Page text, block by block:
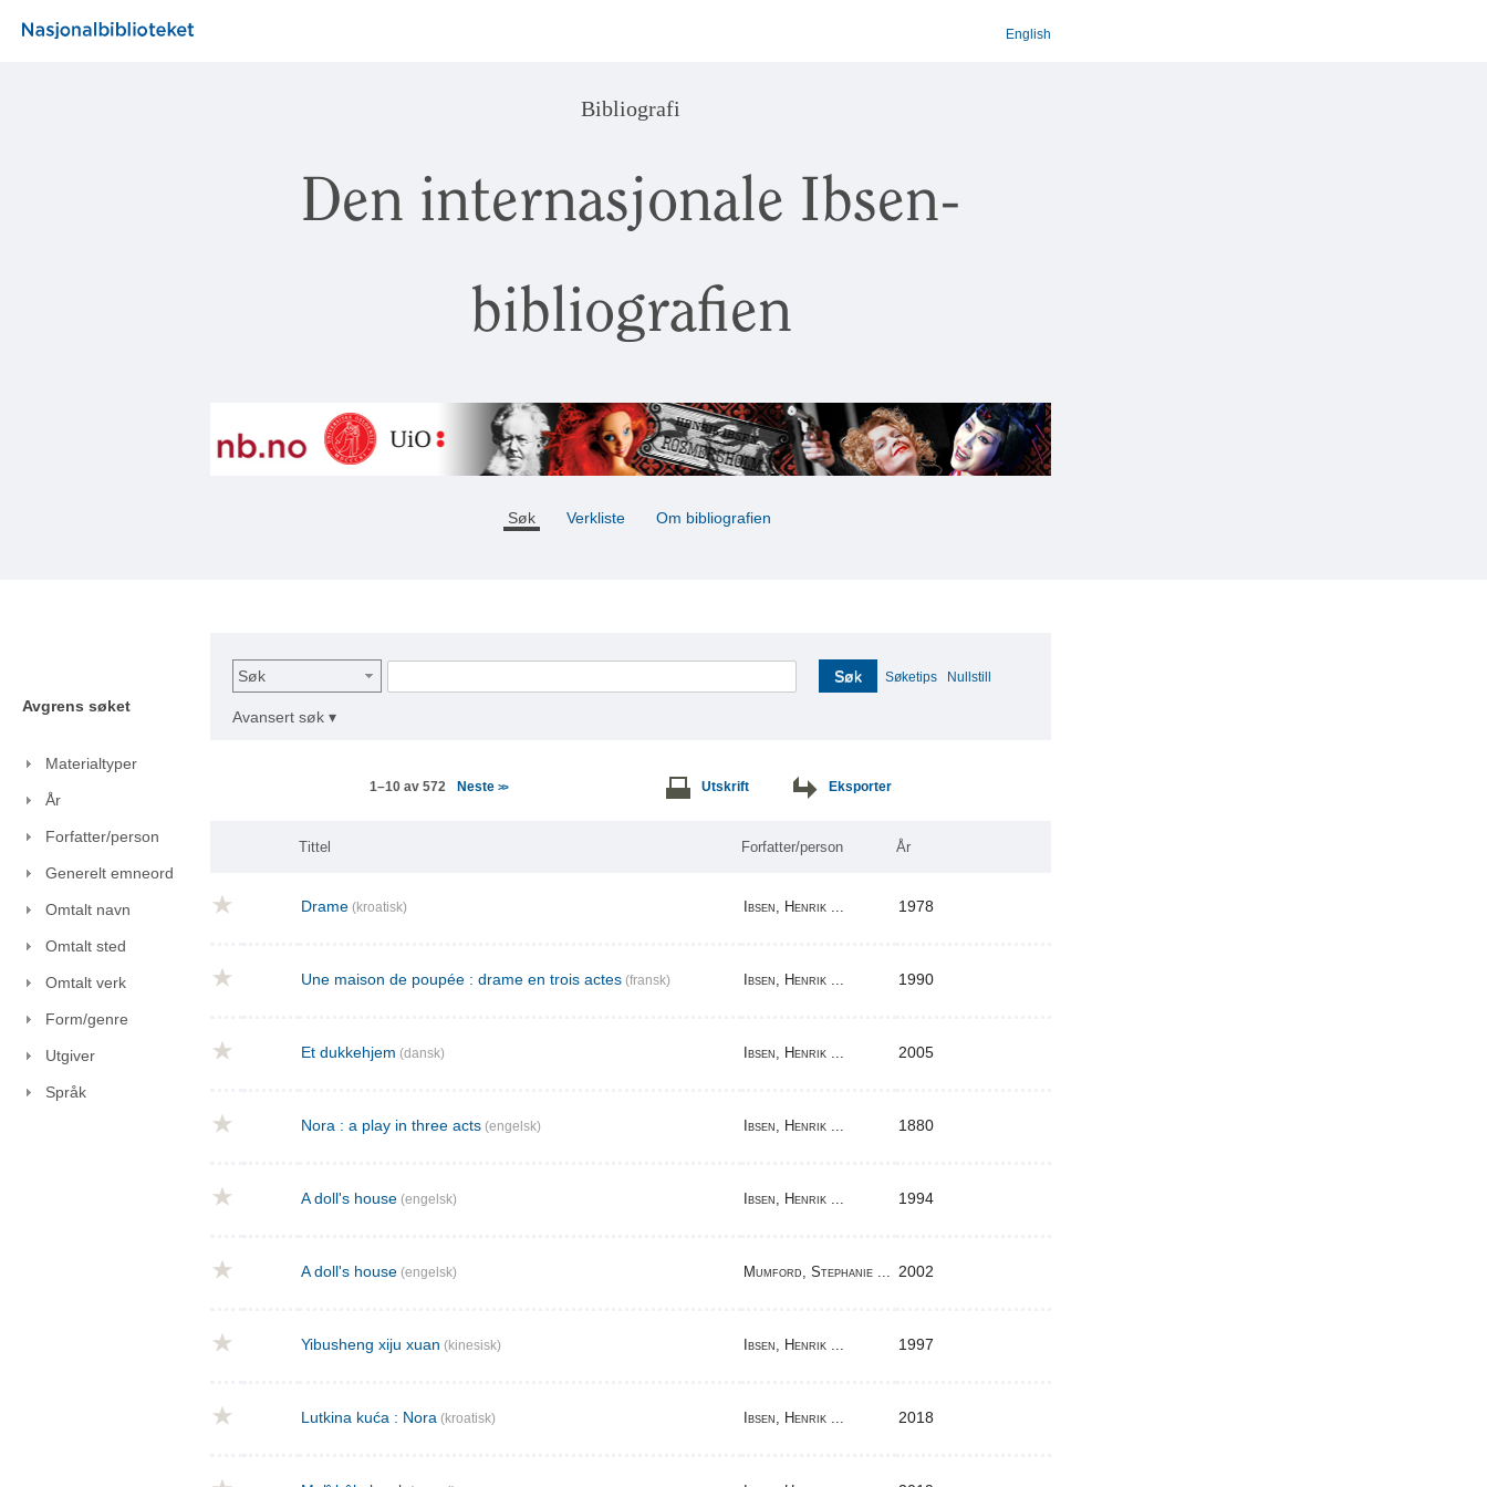
English
Bibliografi
Den internasjonale Ibsen-
bibliografien
Søk Verkliste Om bibliografien
Avgrens søket
Materialtyper
År
Forfatter/person
Generelt emneord
Omtalt navn
Omtalt sted
Omtalt verk
Form/genre
Utgiver
Språk
Søk Søk Søketips Nullstill
Avansert søk ▾
1–10 av 572 Neste >> Utskrift Eksporter
Tittel Forfatter/person År
Drame (kroatisk) Ibsen, Henrik ... 1978
Une maison de poupée : drame en trois actes (fransk) Ibsen, Henrik ... 1990
Et dukkehjem (dansk) Ibsen, Henrik ... 2005
Nora : a play in three acts (engelsk) Ibsen, Henrik ... 1880
A doll's house (engelsk) Ibsen, Henrik ... 1994
A doll's house (engelsk) Mumford, Stephanie ... 2002
Yibusheng xiju xuan (kinesisk) Ibsen, Henrik ... 1997
Lutkina kuća : Nora (kroatisk) Ibsen, Henrik ... 2018